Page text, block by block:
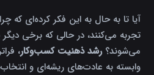
آیا تا به حال به این فکر کرده‌ای که
تجربه می‌کنند، در حالی که برخی
می‌شوند؟رشد ذهنیت کسب‌وکار،
وابسته به عادت‌های ریشه‌ای و